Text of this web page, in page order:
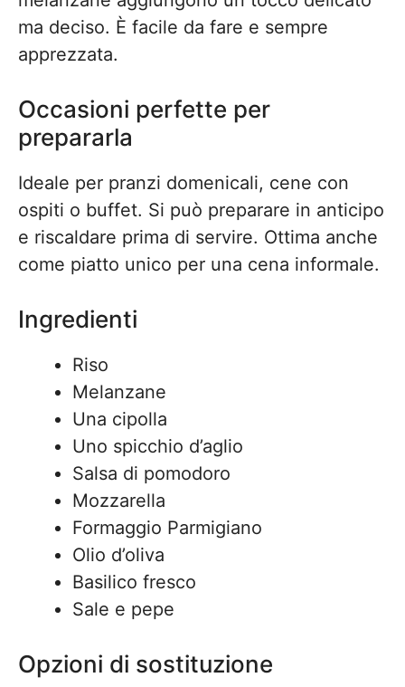
ma deciso. È facile da fare e sempre
apprezzata.
Occasioni perfette per
prepararla
Ideale per pranzi domenicali, cene con
ospiti o buffet. Si può preparare in anticipo
e riscaldare prima di servire. Ottima anche
come piatto unico per una cena informale.
Ingredienti
Riso
Melanzane
Una cipolla
Uno spicchio d’aglio
Salsa di pomodoro
Mozzarella
Formaggio Parmigiano
Olio d’oliva
Basilico fresco
Sale e pepe
Opzioni di sostituzione